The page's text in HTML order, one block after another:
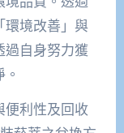
環境改善」與
過自身努力獲
便利性及回收